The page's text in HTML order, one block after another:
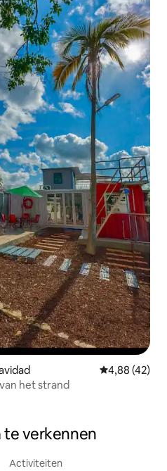
Gemiddelde
4,88 (42)
het strand
verkennen
Activiteiten